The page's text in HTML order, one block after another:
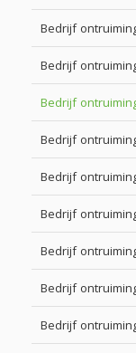
Bedrijf
Bedrijf
Bedrijf
Bedrijf
Bedrijf
Bedrijf
Bedrijf
Bedrijf
Bedrijf